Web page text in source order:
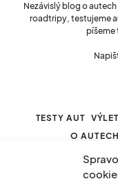
Nezávislý blog o
roadtripy, testujeme
píšeme
TESTY AUT
O AUTECH